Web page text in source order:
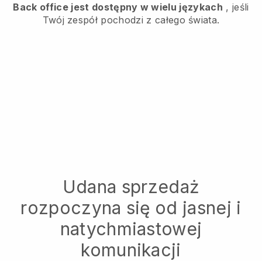
Back office jest dostępny w wielu językach , jeśli
Twój zespół pochodzi z całego świata.
Udana sprzedaż
rozpoczyna się od jasnej i
natychmiastowej
komunikacji